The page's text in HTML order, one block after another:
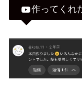
作ってくれ